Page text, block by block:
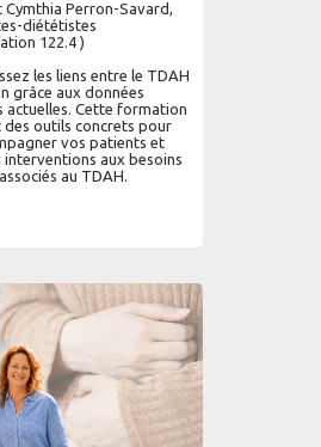
Cymthia Perron-Savard,
diététistes
122.4 )
les liens entre le TDAH
grâce aux données
actuelles. Cette formation
outils concrets pour
vos patients et
aux besoins
au TDAH.
AU PANIER LIRE PLUS...